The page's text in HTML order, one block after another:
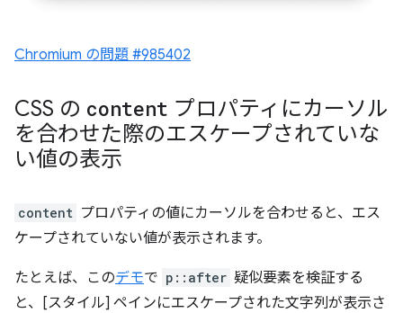
Chromium の問題 #985402
CSS の content プロパティにカーソル
を合わせた際のエスケープされていな
い値の表示
content プロパティの値にカーソルを合わせると、エス
ケープされていない値が表示されます。
たとえば、このデモで p::after 疑似要素を検証する
と、[スタイル] ペインにエスケープされた文字列が表示さ